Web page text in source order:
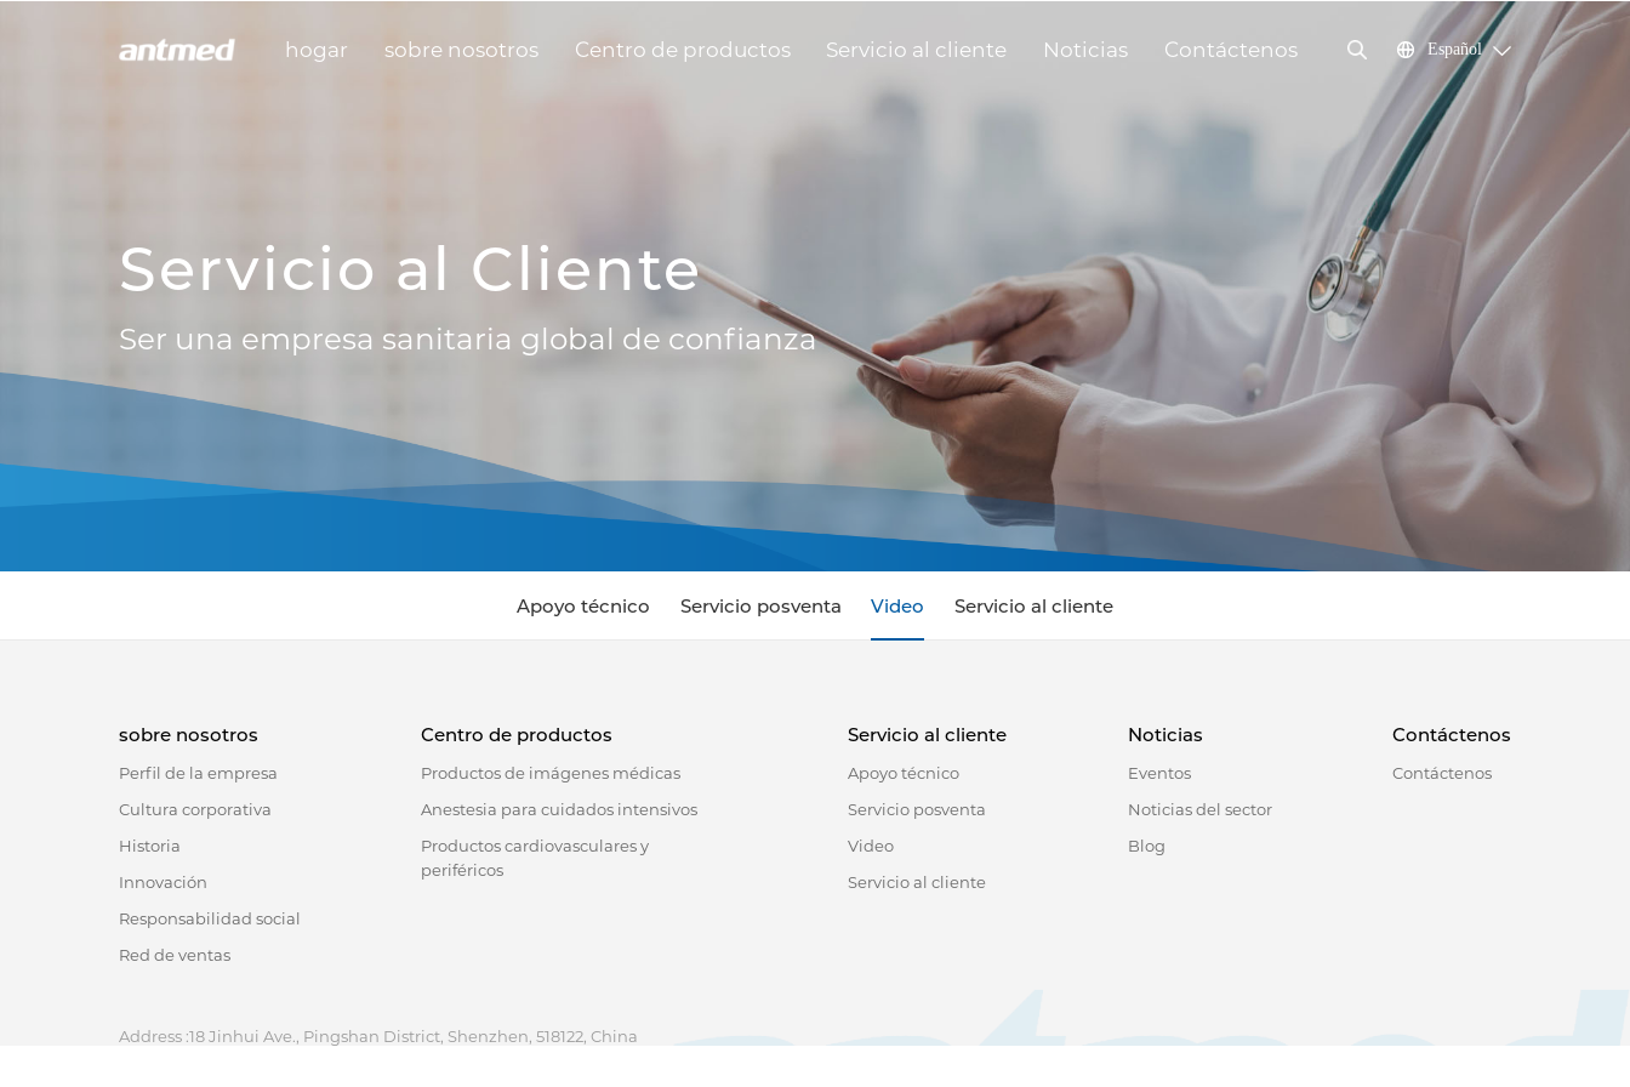
hogar sobre nosotros Centro de productos Servicio al cliente Noticias Contáctenos Español
Servicio al Cliente
Ser una empresa sanitaria global de confianza
Apoyo técnico Servicio posventa Video Servicio al cliente
sobre nosotros
Perfil de la empresa
Cultura corporativa
Historia
Innovación
Responsabilidad social
Red de ventas
Centro de productos
Productos de imágenes médicas
Anestesia para cuidados intensivos
Productos cardiovasculares y
periféricos
Servicio al cliente
Apoyo técnico
Servicio posventa
Video
Servicio al cliente
Noticias
Eventos
Noticias del sector
Blog
Contáctenos
Contáctenos
Address :18 Jinhui Ave., Pingshan District, Shenzhen, 518122, China